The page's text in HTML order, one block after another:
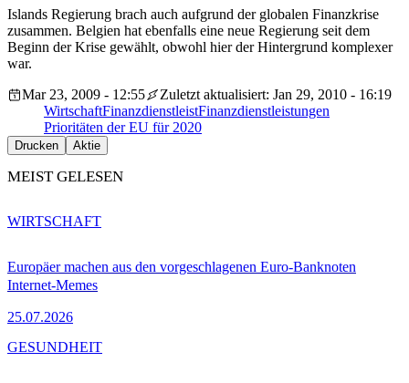
Islands Regierung brach auch aufgrund der globalen Finanzkrise
zusammen. Belgien hat ebenfalls eine neue Regierung seit dem
Beginn der Krise gewählt, obwohl hier der Hintergrund komplexer
war.
Mar 23, 2009 - 12:55
Zuletzt aktualisiert: Jan 29, 2010 - 16:19
WirtschaftFinanzdienstleistFinanzdienstleistungen
Prioritäten der EU für 2020
Drucken Aktie
MEIST GELESEN
Europäer machen aus den vorgeschlagenen Euro-Banknoten
Internet-Memes
25.07.2026
WIRTSCHAFT
GESUNDHEIT